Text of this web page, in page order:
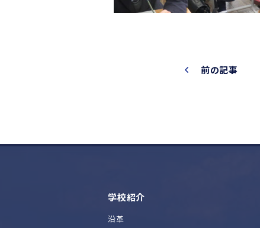
前の記事
学校紹介
沿革